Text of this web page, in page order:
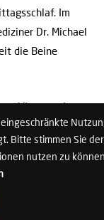
Bitte stimmen Sie der
nutzen zu
Im
Dr. Michael
die Beine
Mittagszeit
ein kurzes
bei vielen